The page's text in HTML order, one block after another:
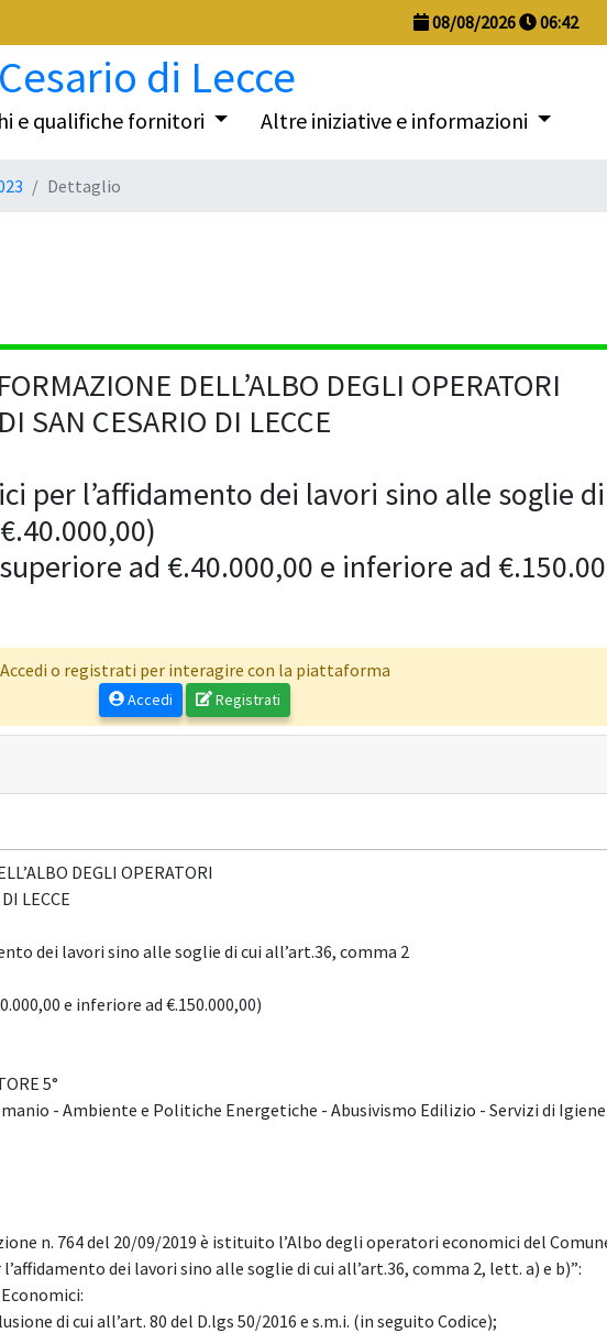
08/08/2026 06:42
e qualifiche fornitori Altre iniziative e informazioni
Dettaglio
DELL’ALBO DEGLI OPERATORI
SAN CESARIO DI LECCE
per l’affidamento dei lavori sino alle soglie
ad €.40.000,00 e inferiore ad
Accedi o registrati per interagire con la piattaforma
Accedi Registrati
DEGLI OPERATORI
LECCE
dei lavori sino alle soglie di cui all’art.36, comma 2
e inferiore ad €.150.000,00)
5°
- Ambiente e Politiche Energetiche - Abusivismo Edilizio - Servizi di
n. 764 del 20/09/2019 è istituito l’Albo degli operatori economici del
dei lavori sino alle soglie di cui all’art.36, comma 2, lett. a) e b)”:
di cui all’art. 80 del D.lgs 50/2016 e s.m.i. (in seguito Codice);